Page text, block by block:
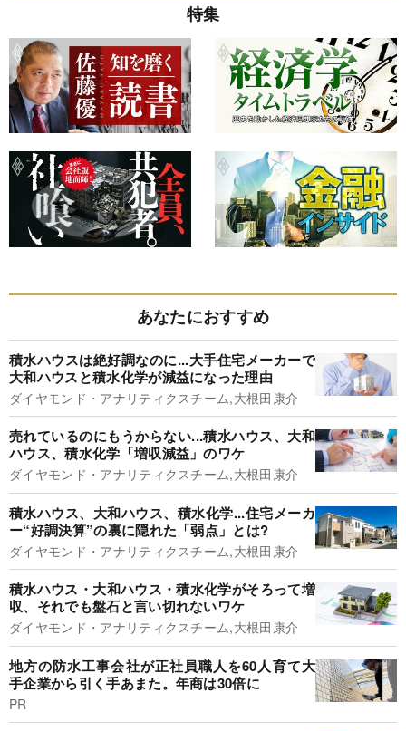
特集
あなたにおすすめ
積水ハウスは絶好調なのに...大手住宅メーカーで
大和ハウスと積水化学が減益になった理由
ダイヤモンド・アナリティクスチーム,大根田康介
売れているのにもうからない...積水ハウス、大和
ハウス、積水化学「増収減益」のワケ
ダイヤモンド・アナリティクスチーム,大根田康介
積水ハウス、大和ハウス、積水化学...住宅メーカ
ー“好調決算”の裏に隠れた「弱点」とは?
ダイヤモンド・アナリティクスチーム,大根田康介
積水ハウス・大和ハウス・積水化学がそろって増
収、それでも盤石と言い切れないワケ
ダイヤモンド・アナリティクスチーム,大根田康介
地方の防水工事会社が正社員職人を60人育て大
手企業から引く手あまた。年商は30倍に
PR